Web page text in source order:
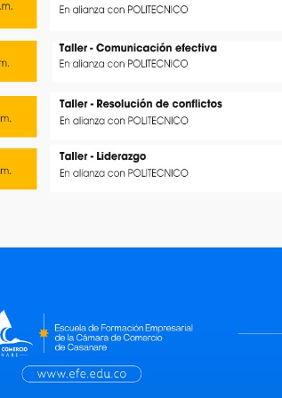
de renta de
naturales:
y novedades
Publica